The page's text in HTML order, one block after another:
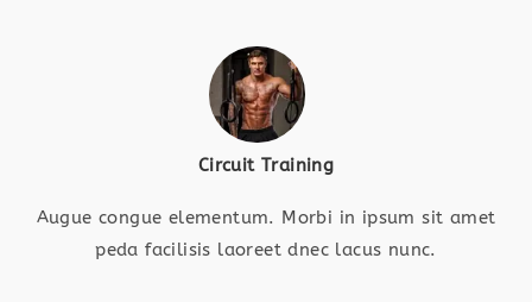
Circuit Training
Augue congue elementum. Morbi in ipsum sit amet
peda facilisis laoreet dnec lacus nunc.